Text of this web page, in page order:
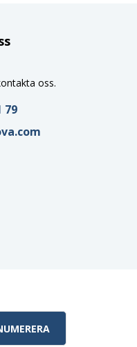
oss.
79